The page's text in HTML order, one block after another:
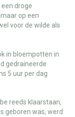
droge
op een
voor de wilde als
in bloempotten in
gedraineerde
5 uur per dag
reeds klaarstaan,
geboren was, werd